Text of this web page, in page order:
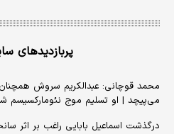
پربازدیدهای
محمد قوچانی: عبدالکریم سروش
می‌پیچد | او تسلیم موج نئومارکسیسم
درگذشت اسماعیل بابایی راغب بر اثر